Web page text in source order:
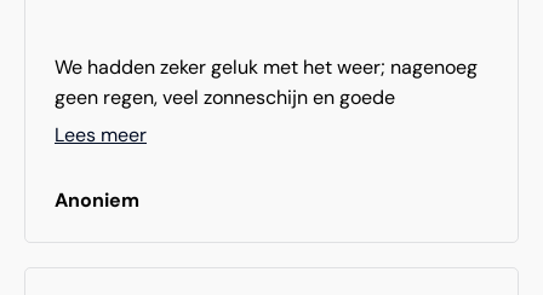
We hadden zeker geluk met het weer; nagenoeg
geen regen, veel zonneschijn en goede
temperaturen, maar Zweden heeft ons sowieso
locaties waar we verbleven.
dit (grote) hotel was erg fijn. Centraal gelegen,
Lees meer
Anoniem